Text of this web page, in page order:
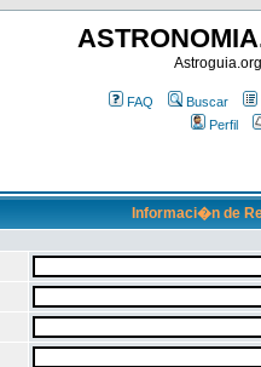
FAQ Buscar
Perfil
Informaci�n de